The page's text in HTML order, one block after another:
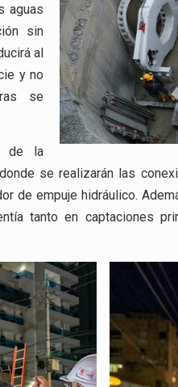
aguas
sin
al
y no
se
de la
se realizarán las
de empuje hidráulico.
tanto en captaciones